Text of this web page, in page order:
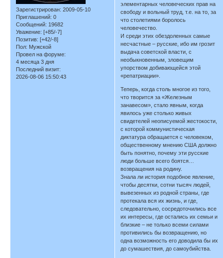
Зарегистрирован: 2009-05-10
Приглашений: 0
Сообщений: 19682
Уважение: [+85/-7]
Позитив: [+42/-8]
Пол: Мужской
Провел на форуме:
4 месяца 3 дня
Последний визит:
2026-08-06 15:50:43
элементарных человеческих прав на
свободу и вольный труд, т.е. на то, за
что столетиями боролось
человечество.
И среди этих обездоленных самые
несчастные – русские, ибо им грозит
выдача советской власти, с
необыкновенным, зловещим
упорством добивающейся этой
«репатриации».
Теперь, когда столь многое из того,
что творится за «Железным
занавесом», стало явным, когда
явилось уже столько живых
свидетелей неописуемой жестокости,
с которой коммунистическая
диктатура обращается с человеком,
общественному мнению США должно
быть понятно, почему эти русские
люди больше всего боятся…
возвращения на родину.
Знала ли история подобное явление,
чтобы десятки, сотни тысяч людей,
вывезенных из родной страны, где
протекала вся их жизнь, и где,
следовательно, сосредоточились все
их интересы, где остались их семьи и
близкие – не только всеми силами
противились бы возвращению, но
одна возможность его доводила бы их
до сумашествия, до самоубийства.